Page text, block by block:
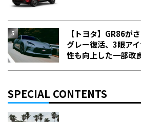
【トヨタ】GR86
グレー復活、3眼ア
性も向上した一部改
SPECIAL CONTENTS